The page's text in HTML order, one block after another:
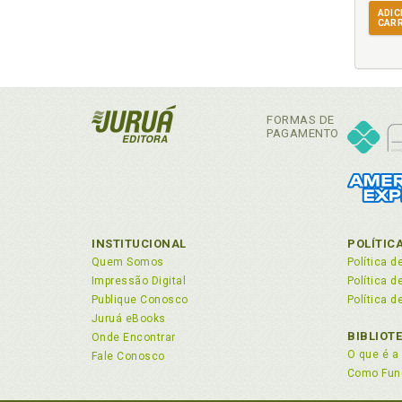
M
O
FORMAS DE
PAGAMENTO
INSTITUCIONAL
Quem Somos
Impressão Digital
Publique Conosco
Juruá eBooks
Onde Encontrar
Fale Conosco
Política
Política
Política
O que é a
Como